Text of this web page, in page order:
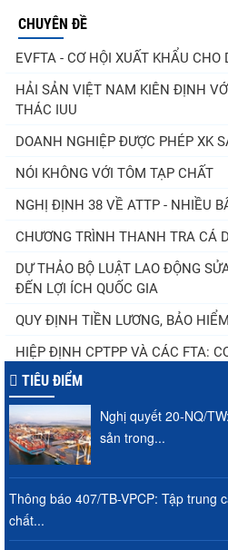
CHUYÊN ĐỀ
EVFTA - CƠ HỘI XUẤT KHẨU
HẢI SẢN VIỆT NAM KIÊN ĐỊNH
THÁC IUU
DOANH NGHIỆP ĐƯỢC PHÉP XK
NÓI KHÔNG VỚI TÔM TẠP CHẤT
NGHỊ ĐỊNH 38 VỀ ATTP - NHIỀU
CHƯƠNG TRÌNH THANH TRA CÁ
DỰ THẢO BỘ LUẬT LAO ĐỘNG
ĐẾN LỢI ÍCH QUỐC GIA
QUY ĐỊNH TIỀN LƯƠNG, BẢO
HIỆP ĐỊNH CPTPP VÀ CÁC FTA:
TIÊU ĐIỂM
Nghị quyết 20-NQ/
sản trong...
Thông báo 407/TB-VPCP: Tập trung
chất...